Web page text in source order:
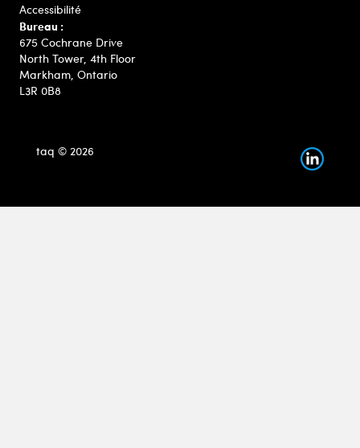
Accessibilité
Bureau :
675 Cochrane Drive
North Tower, 4th Floor
Markham, Ontario
L3R 0B8
taq © 2026